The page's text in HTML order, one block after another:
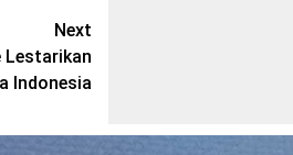
Next
Lestarikan
Indonesia